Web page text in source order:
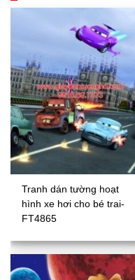
Tranh dán tường hoạt
hình xe hơi cho bé trai-
FT4865